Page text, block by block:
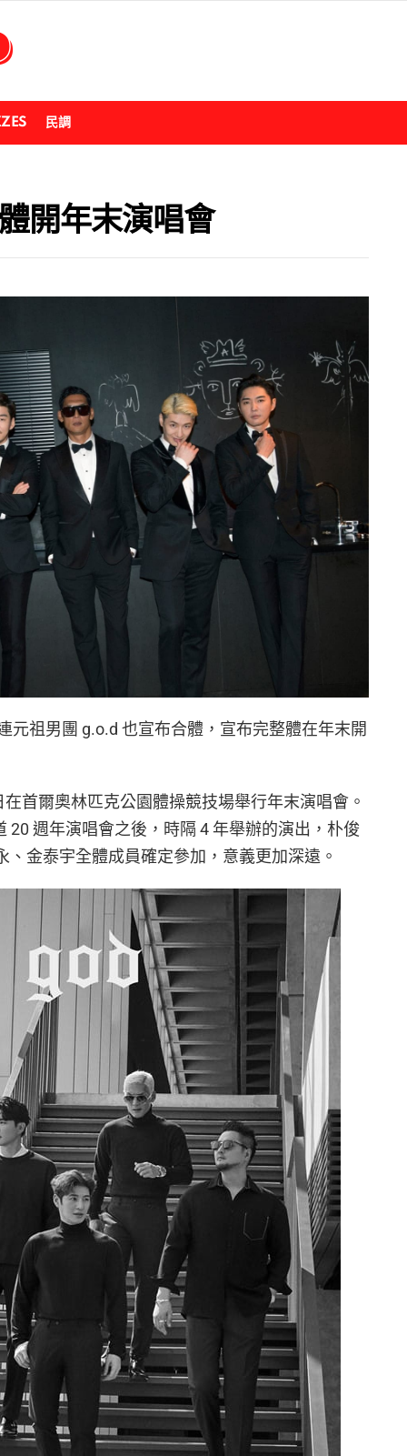
民調
開年末演唱會
元祖男團 g.o.d 也宣布合體，宣布完整體在年末開
首爾奧林匹克公園體操競技場舉行年末演唱會。
20 週年演唱會之後，時隔 4 年舉辦的演出，朴俊
金泰宇全體成員確定參加，意義更加深遠。